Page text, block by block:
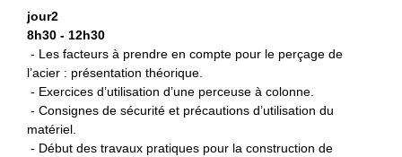
jour2
8h30 - 12h30
- Les facteurs à prendre en compte pour le perçage de
l’acier : présentation théorique.
- Exercices d’utilisation d’une perceuse à colonne.
- Consignes de sécurité et précautions d’utilisation du
matériel.
- Début des travaux pratiques pour la construction de